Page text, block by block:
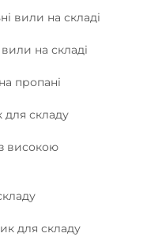
вили на складі
на складі
пропані
складу
високою
для складу